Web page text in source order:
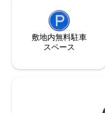
敷地内無料駐⁠車
ス⁠ペ⁠ー⁠ス